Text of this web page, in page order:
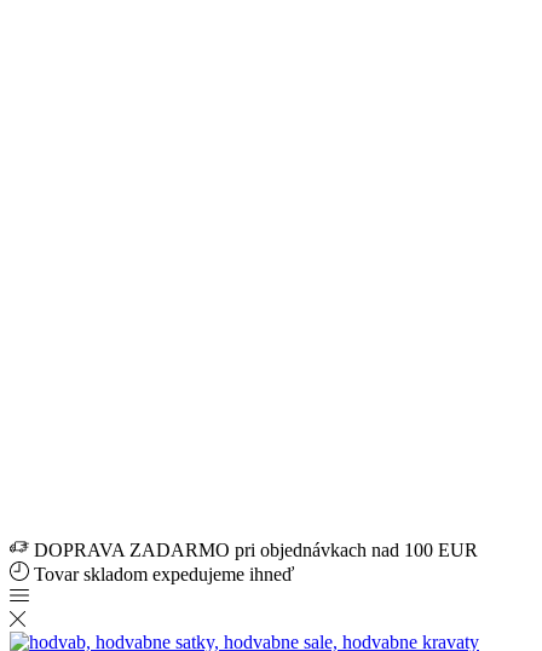
DOPRAVA ZADARMO pri objednávkach nad 100 EUR
Tovar skladom expedujeme ihneď